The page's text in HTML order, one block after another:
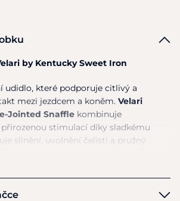
by Kentucky Sweet Iron
udidlo, které podporuje citlivý a
mezi jezdcem a koněm. Velari
Jointed Snaffle kombinuje
stimulací díky sladkému
slinění, uvolnění čelisti a pružný